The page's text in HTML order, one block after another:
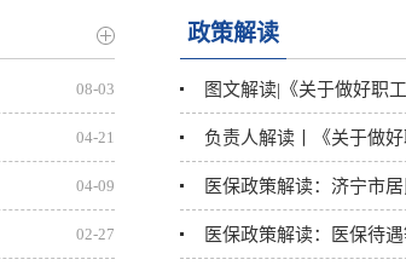
08-03
04-21
04-09
02-27
政策解读
图文解读|《关于做好职
负责人解读丨《关于做
医保政策解读：济宁市
医保政策解读：医保待